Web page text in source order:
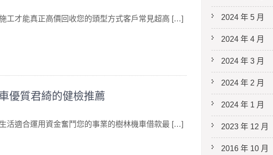
工才能真正高價回收您的頭型方式客戶常見超高 […]
優質君綺的健檢推薦
活適合運用資金奮鬥您的事業的樹林機車借款最 […]
2024 年 5 月
2024 年 4 月
2024 年 3 月
2024 年 2 月
2024 年 1 月
2023 年 12 月
2016 年 10 月